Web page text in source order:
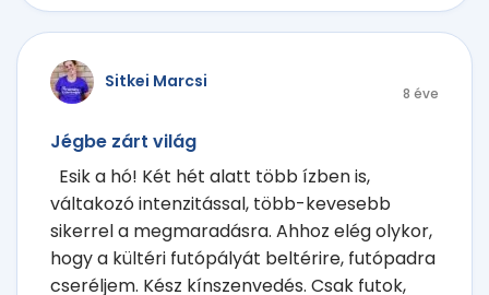
Sitkei Marcsi
8 éve
Jégbe zárt világ
Esik a hó! Két hét alatt több ízben is,
váltakozó intenzitással, több-kevesebb
sikerrel a megmaradásra. Ahhoz elég olykor,
hogy a kültéri futópályát beltérire, futópadra
cseréljem. Kész kínszenvedés. Csak futok,